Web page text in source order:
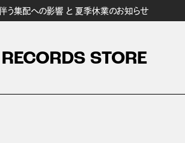
う集配への影響 と 夏季休業のお知らせ
STORE